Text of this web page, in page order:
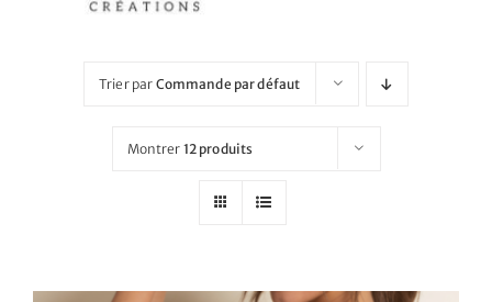
Pour une soirée
Trier par Commande par défaut
Montrer 12 produits